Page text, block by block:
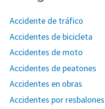
Accidente de tráfico
Accidentes de bicicleta
Accidentes de moto
Accidentes de peatones
Accidentes en obras
Accidentes por